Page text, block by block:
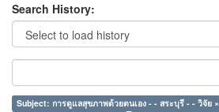
Search History:
Subject: การดูแลสุขภาพด้วยตนเอง - - สระบุรี - - วิจัย ×